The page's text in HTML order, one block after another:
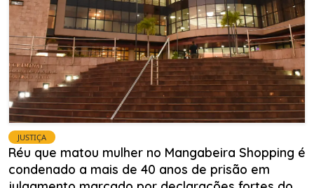
JUSTIÇA
Réu que matou mulher no Mangabeira Shopping é
condenado a mais de 40 anos de prisão em